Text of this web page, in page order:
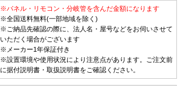
※パネル・リモコン・分岐管を含んだ金額になります
※全国送料無料(一部地域を除く)
※ご納品先確認の際に、法人名・屋号などをお伺いさせて
いただく場合がございます
※メーカー1年保証付き
※設置環境や使用状況により注意点があります。ご注文前
に据付説明書・取扱説明書をご確認ください。